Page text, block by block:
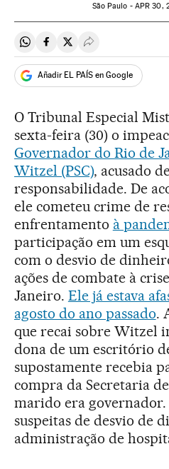
São Paulo - APR 30,
Compartir en Whatsapp
Compartir en Facebook
Compartir en Twitter
Desplegar
Añadir EL PAÍS en Google
O Tribunal Especial
sexta-feira (30) o
Governador do Rio de
Witzel (PSC), acusado
responsabilidade. De
ele cometeu crime de
enfrentamento à
participação em um
com o desvio de
ações de combate à
Janeiro. Ele já estava
agosto do ano passado.
que recai sobre Witzel
dona de um escritório
supostamente recebia
compra da Secretaria
marido era governador.
suspeitas de desvio de
administração de